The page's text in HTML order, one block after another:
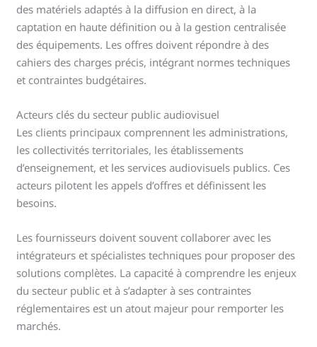
des matériels adaptés à la diffusion en direct, à la
captation en haute définition ou à la gestion centralisée
des équipements. Les offres doivent répondre à des
cahiers des charges précis, intégrant normes techniques
et contraintes budgétaires.
Acteurs clés du secteur public audiovisuel
Les clients principaux comprennent les administrations,
les collectivités territoriales, les établissements
d’enseignement, et les services audiovisuels publics. Ces
acteurs pilotent les appels d’offres et définissent les
besoins.
Les fournisseurs doivent souvent collaborer avec les
intégrateurs et spécialistes techniques pour proposer des
solutions complètes. La capacité à comprendre les enjeux
du secteur public et à s’adapter à ses contraintes
réglementaires est un atout majeur pour remporter les
marchés.